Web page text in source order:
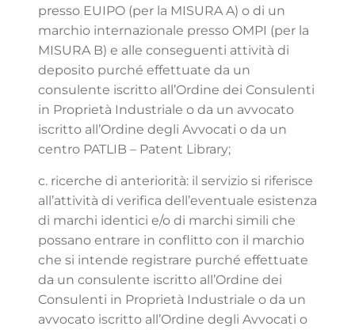
presso EUIPO (per la MISURA A) o di un
marchio internazionale presso OMPI (per la
MISURA B) e alle conseguenti attività di
deposito purché effettuate da un
consulente iscritto all’Ordine dei Consulenti
in Proprietà Industriale o da un avvocato
iscritto all’Ordine degli Avvocati o da un
centro PATLIB – Patent Library;
c. ricerche di anteriorità: il servizio si riferisce
all’attività di verifica dell’eventuale esistenza
di marchi identici e/o di marchi simili che
possano entrare in conflitto con il marchio
che si intende registrare purché effettuate
da un consulente iscritto all’Ordine dei
Consulenti in Proprietà Industriale o da un
avvocato iscritto all’Ordine degli Avvocati o